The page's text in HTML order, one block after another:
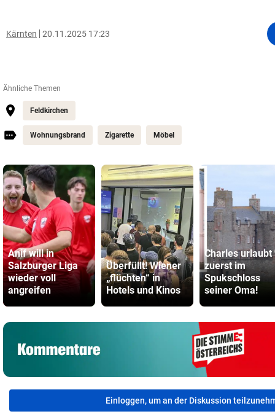
Kärnten 20.11.2025 17:23
Ähnliche Themen
Feldkirchen
Wohnungsbrand Zigarette Möbel
Anif will in
Salzburger Liga
wieder voll
angreifen
Überfüllt! Wiener
„flüchten“ in
Hotels und Kinos
Charles urlaubt
zuerst im
Spukschloss
seiner Oma!
Einloggen, um an der Diskussion